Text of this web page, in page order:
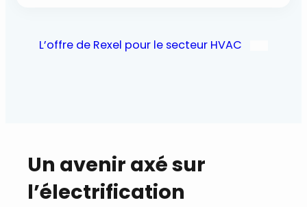
L’offre de Rexel pour le secteur HVAC
Un avenir axé sur
l’électrification